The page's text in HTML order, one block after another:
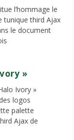
l’hommage le
tunique third Ajax
le document
»
Ivory »
logos
palette
Ajax de